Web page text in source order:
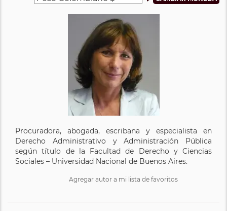
Procuradora, abogada, escribana y especialista en
Derecho Administrativo y Administración Pública
según título de la Facultad de Derecho y Ciencias
Sociales – Universidad Nacional de Buenos Aires.
Agregar autor a mi lista de favoritos